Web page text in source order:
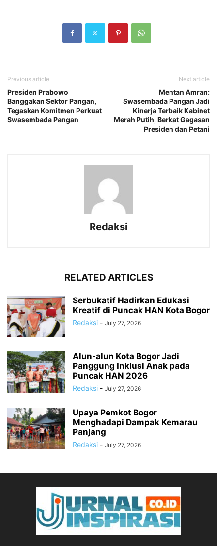
Previous article
Presiden Prabowo
Banggakan Sektor Pangan,
Tegaskan Komitmen Perkuat
Swasembada Pangan
Next article
Mentan Amran:
Swasembada Pangan Jadi
Kinerja Terbaik Kabinet
Merah Putih, Berkat Gagasan
Presiden dan Petani
Redaksi
RELATED ARTICLES
Serbukatif Hadirkan Edukasi
Kreatif di Puncak HAN Kota Bogor
Redaksi - July 27, 2026
Alun-alun Kota Bogor Jadi
Panggung Inklusi Anak pada
Puncak HAN 2026
Redaksi - July 27, 2026
Upaya Pemkot Bogor
Menghadapi Dampak Kemarau
Panjang
Redaksi - July 27, 2026